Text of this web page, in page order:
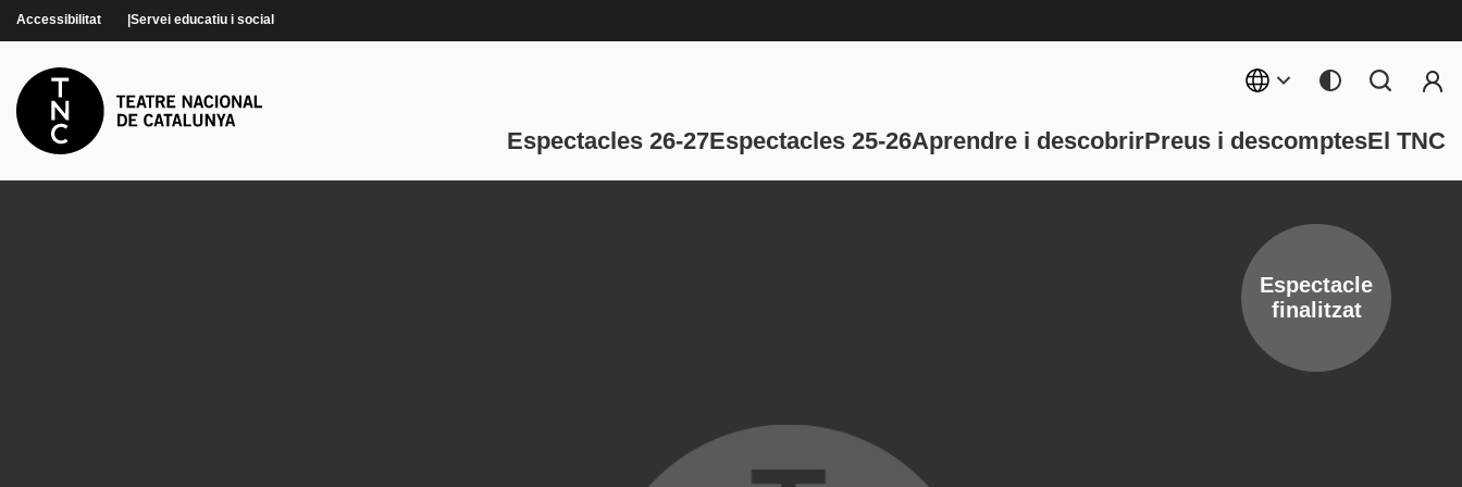
Accessibilitat Servei educatiu i social
Navegación principal
Espectacles 26-27Espectacles 25-26Aprendre i descobrirPreus i descomptesEl TNC
Espectacle
finalitzat